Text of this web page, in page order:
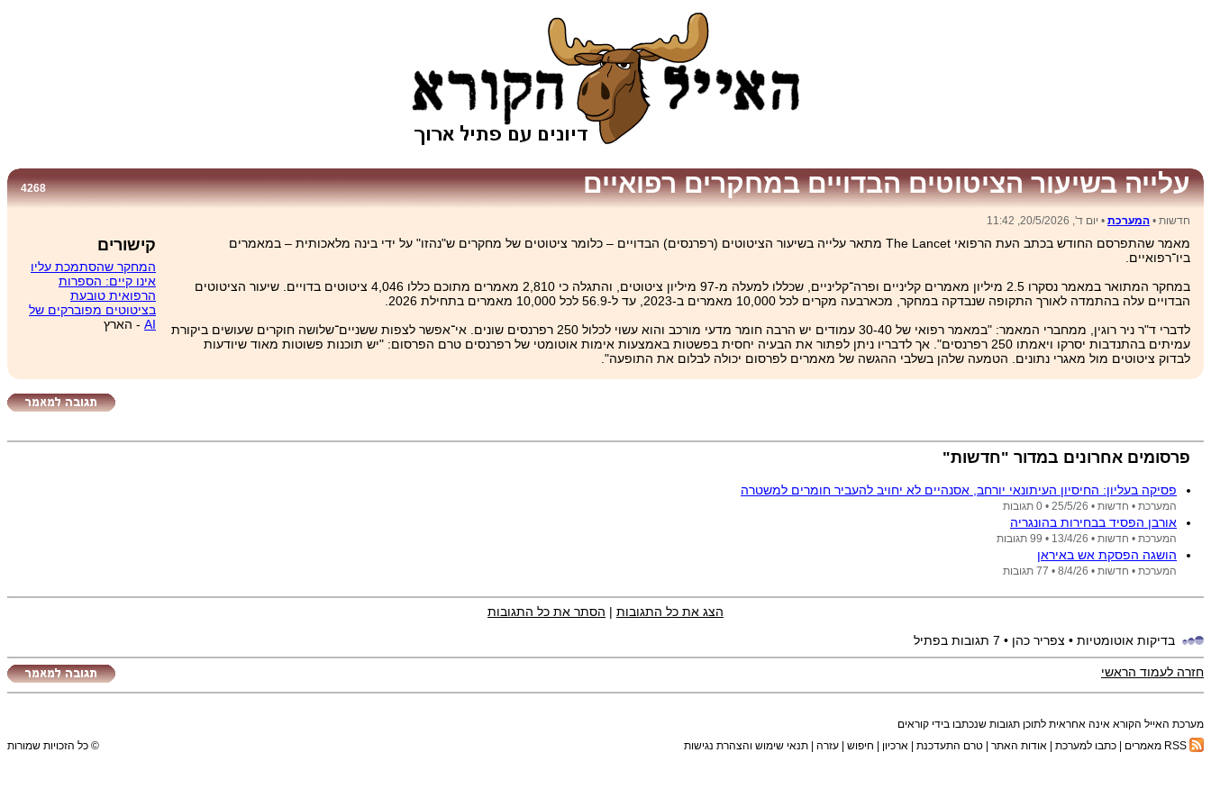
עלייה בשיעור הציטוטים הבדויים במחקרים רפואיים 4268
חדשות • המערכת • יום ד', 20/5/2026, 11:42
מאמר שהתפרסם החודש בכתב העת הרפואי The Lancet מתאר עלייה בשיעור הציטוטים (רפרנסים) הבדויים – כלומר ציטוטים של מחקרים ש"נהזו" על ידי בינה מלאכותית – במאמרים
ביו־רפואיים.
במחקר המתואר במאמר נסקרו 2.5 מיליון מאמרים קליניים ופרה־קליניים, שכללו למעלה מ-‏97 מיליון ציטוטים, והתגלה כי 2,810 מאמרים מתוכם כללו 4,046 ציטוטים בדויים. שיעור הציטוטים
הבדויים עלה בהתמדה לאורך התקופה שנבדקה במחקר, מכארבעה מקרים לכל 10,000 מאמרים ב-‏2023, עד ל-‏56.9 לכל 10,000 מאמרים בתחילת 2026.
לדברי ד"ר ניר רוגין, ממחברי המאמר: "במאמר רפואי של 30-40 עמודים יש הרבה חומר מדעי מורכב והוא עשוי לכלול 250 רפרנסים שונים. אי־אפשר לצפות ששניים־שלושה חוקרים שעושים ביקורת
עמיתים בהתנדבות יסרקו ויאמתו 250 רפרנסים". אך לדבריו ניתן לפתור את הבעיה יחסית בפשטות באמצעות אימות אוטומטי של רפרנסים טרם הפרסום: "יש תוכנות פשוטות מאוד שיודעות
לבדוק ציטוטים מול מאגרי נתונים. הטמעה שלהן בשלבי ההגשה של מאמרים לפרסום יכולה לבלום את התופעה".
קישורים
המחקר שהסתמכת עליו
אינו קיים: הספרות
הרפואית טובעת
בציטוטים מפוברקים של
AI - הארץ
פרסומים אחרונים במדור "חדשות"
פסיקה בעליון: החיסיון העיתונאי יורחב, אסנהיים לא יחויב להעביר חומרים למשטרה
המערכת • חדשות • 25/5/26 • 0 תגובות
אורבן הפסיד בבחירות בהונגריה
המערכת • חדשות • 13/4/26 • 99 תגובות
הושגה הפסקת אש באיראן
המערכת • חדשות • 8/4/26 • 77 תגובות
הצג את כל התגובות | הסתר את כל התגובות
בדיקות אוטומטיות • צפריר כהן • 7 תגובות בפתיל
חזרה לעמוד הראשי
מערכת האייל הקורא אינה אחראית לתוכן תגובות שנכתבו בידי קוראים
כתבו למערכת אודות האתר טרם התעדכנת ארכיון חיפוש עזרה תנאי שימוש והצהרת נגישות © כל הזכויות שמורות